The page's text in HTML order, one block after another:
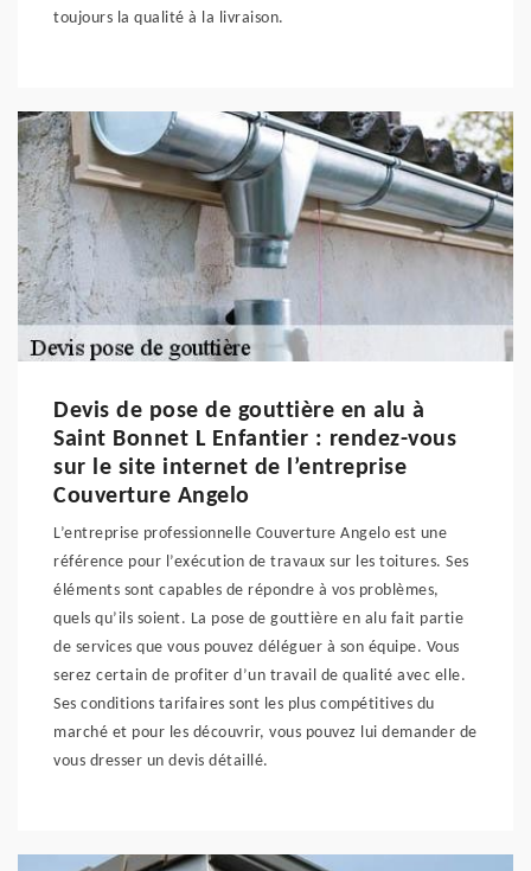
toujours la qualité à la livraison.
Devis de pose de gouttière en alu à
Saint Bonnet L Enfantier : rendez-vous
sur le site internet de l’entreprise
Couverture Angelo
L’entreprise professionnelle Couverture Angelo est une
référence pour l’exécution de travaux sur les toitures. Ses
éléments sont capables de répondre à vos problèmes,
quels qu’ils soient. La pose de gouttière en alu fait partie
de services que vous pouvez déléguer à son équipe. Vous
serez certain de profiter d’un travail de qualité avec elle.
Ses conditions tarifaires sont les plus compétitives du
marché et pour les découvrir, vous pouvez lui demander de
vous dresser un devis détaillé.